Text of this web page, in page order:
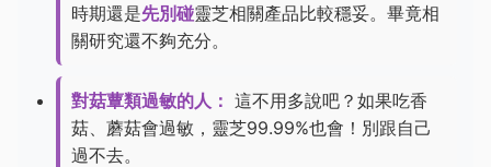
時期還是先別碰靈芝相關產品比較穩妥。畢竟相
關研究還不夠充分。
對菇蕈類過敏的人： 這不用多說吧？如果吃香
菇、蘑菇會過敏，靈芝99.99%也會！別跟自己
過不去。